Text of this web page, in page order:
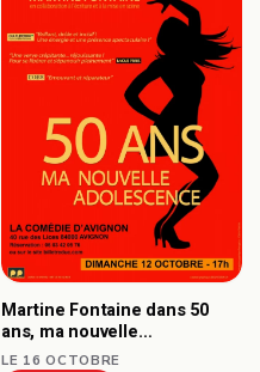
Martine Fontaine dans 50
ans, ma nouvelle
adolescence
LE 16 OCTOBRE